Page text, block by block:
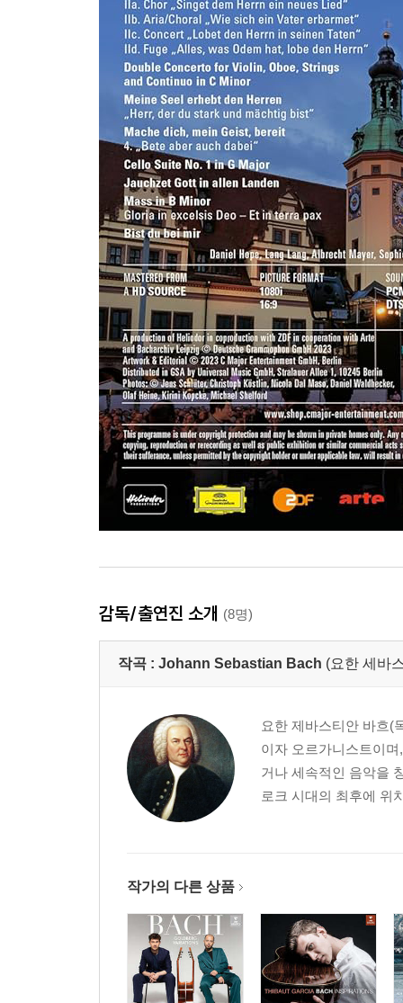
감독/출연진 소개 (8명)
작곡 : Johann Sebastian Bach (요한 세바
요한 제바스티안 바흐(
이자 오르가니스트이
거나 세속적인 음악을
로크 시대의 최후에 위
작가의 다른 상품